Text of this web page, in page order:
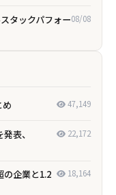
タックパフォー08/08
47,149
表、
22,172
の企業と1.2
18,164